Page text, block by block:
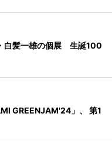
白髪一雄の個展 生誕100
GREENJAM'24」、 第1